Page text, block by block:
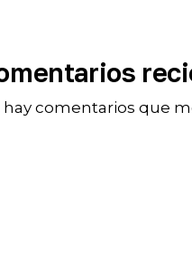
hay comentarios que